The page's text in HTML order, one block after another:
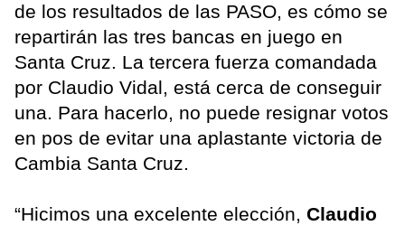
de los resultados de las PASO, es cómo se
repartirán las tres bancas en juego en
Santa Cruz. La tercera fuerza comandada
por Claudio Vidal, está cerca de conseguir
una. Para hacerlo, no puede resignar votos
en pos de evitar una aplastante victoria de
Cambia Santa Cruz.
“Hicimos una excelente elección, Claudio